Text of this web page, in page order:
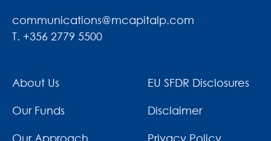
communications@mcapitalp.com
T. +356 2779 5500
About Us
Our Funds
Our Approach
EU SFDR Disclosures
Disclaimer
Privacy Policy